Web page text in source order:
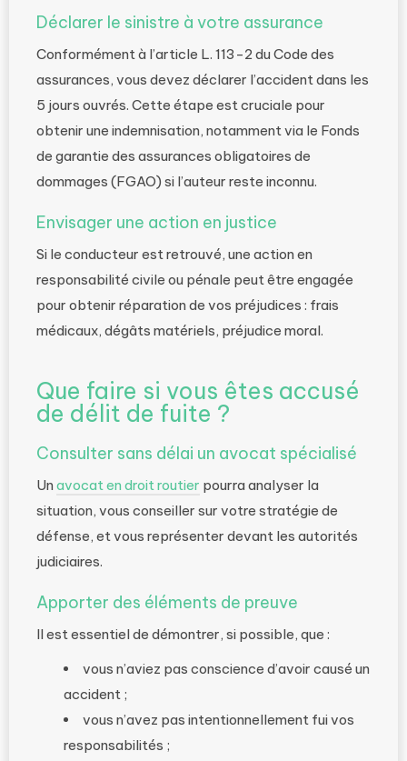
Déclarer le sinistre à votre assurance
Conformément à l’article L. 113-2 du Code des
assurances, vous devez déclarer l’accident dans les
5 jours ouvrés. Cette étape est cruciale pour
obtenir une indemnisation, notamment via le Fonds
de garantie des assurances obligatoires de
dommages (FGAO) si l’auteur reste inconnu.
Envisager une action en justice
Si le conducteur est retrouvé, une action en
responsabilité civile ou pénale peut être engagée
pour obtenir réparation de vos préjudices : frais
médicaux, dégâts matériels, préjudice moral.
Que faire si vous êtes accusé
de délit de fuite ?
Consulter sans délai un avocat spécialisé
Un avocat en droit routier pourra analyser la
situation, vous conseiller sur votre stratégie de
défense, et vous représenter devant les autorités
judiciaires.
Apporter des éléments de preuve
Il est essentiel de démontrer, si possible, que :
vous n’aviez pas conscience d’avoir causé un
accident ;
vous n’avez pas intentionnellement fui vos
responsabilités ;